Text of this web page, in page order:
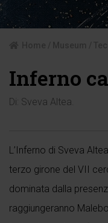
Inferno
Di: Sveva Altea
L’Inferno di Sveva
terzo girone del VII
dominata dalla
raggiungeranno